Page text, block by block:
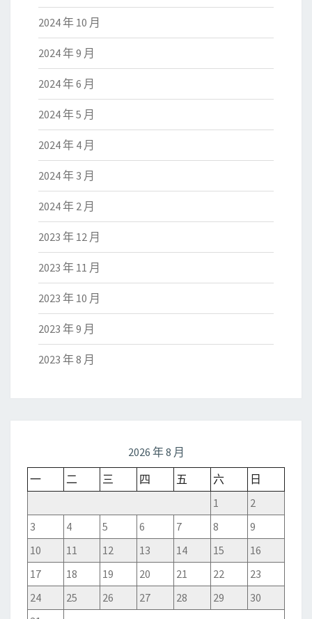
2024 年 10 月
2024 年 9 月
2024 年 6 月
2024 年 5 月
2024 年 4 月
2024 年 3 月
2024 年 2 月
2023 年 12 月
2023 年 11 月
2023 年 10 月
2023 年 9 月
2023 年 8 月
2026 年 8 月
一
二 三 四 五 六
日
1
2
3
4 5 6 7 8
9
10
11 12 13 14 15
16
17
18 19 20 21 22
23
24
25 26 27 28 29
30